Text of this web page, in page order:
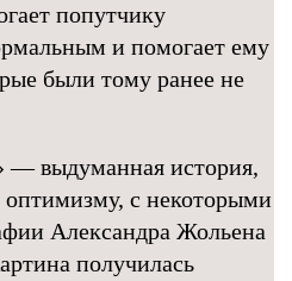
попутчику
и помогает ему
были тому ранее не
выдуманная история,
оптимизму, с некоторыми
Александра Жольена
получилась